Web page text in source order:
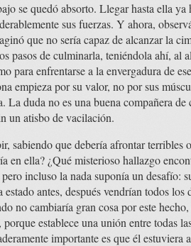
se quedó absorto. Llegar hasta ella
sus fuerzas. Y ahora,
que no sería capaz de alcanzar la
pasos de culminarla, teniéndola ahí, al
para enfrentarse a la envergadura de
empieza por su valor, no por sus
duda no es una buena compañera
un atisbo de vacilación.
sabiendo que debería afrontar terribles
en ella? ¿Qué misterioso hallazgo
incluso la nada suponía un desafío:
antes, después vendrían todos
no cambiaría gran cosa por este
establece una unión entre todas
importante es que él estuviera